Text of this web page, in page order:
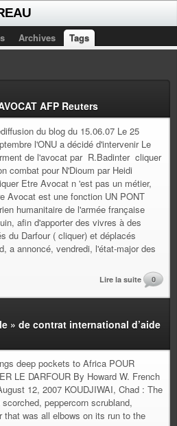
Archives Tags
AFP Reuters
du blog du 15.06.07 Le 25
l'ONU a décidé d'intervenir Le
de l'avocat par R.Badinter cliquer
combat pour N'Dioum par Heidi
Etre Avocat n 'est pas un métier,
Avocat est une fonction UN PONT
humanitaire de l'armée française
afin d'apporter des vivres à des
du Darfour ( cliquer) et déplacés
a annoncé, vendredi, l'état-major des
Lire la suite 0
» de contrat international d’aide
deep pockets to Africa POUR
LE DARFOUR By Howard W. French
12, 2007 KOUDJIWAI, Chad : The
peppercorn scrubland,
that was all elbows on its run to the